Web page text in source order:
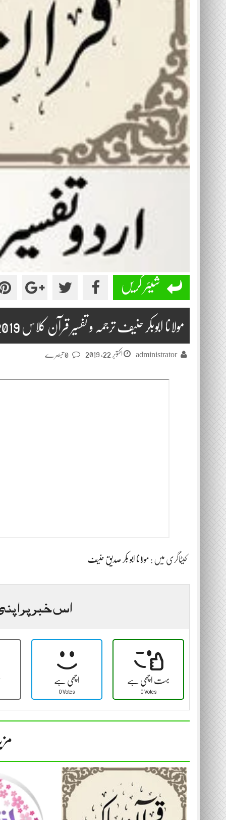
شیئر کریں
مولانا ابوبکر حنیف ترجمہ و تفسیر قرآن کلاس 2019-10-22
administrator اکتوبر 22, 2019
کیٹاگری میں : مولانا ابو بکر صدیق حنیف
اس خبر پر
اچھی ہے
0 Votes
بہت اچھی ہے
0 Votes